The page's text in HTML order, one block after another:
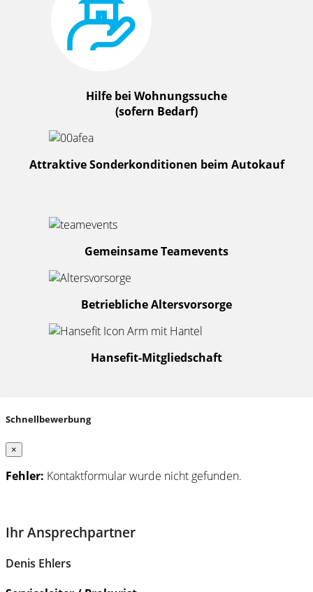
Hilfe bei Wohnungssuche
(sofern Bedarf)
Attraktive Sonderkonditionen beim Autokauf
Gemeinsame Teamevents
Betriebliche Altersvorsorge
Hansefit-Mitgliedschaft
Schnellbewerbung
×
Fehler: Kontaktformular wurde nicht gefunden.
Ihr Ansprechpartner
Denis Ehlers